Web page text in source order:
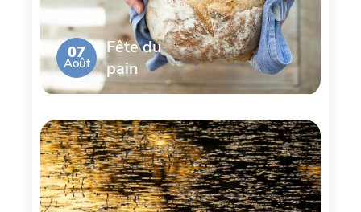
07
Août
Fête du
pain